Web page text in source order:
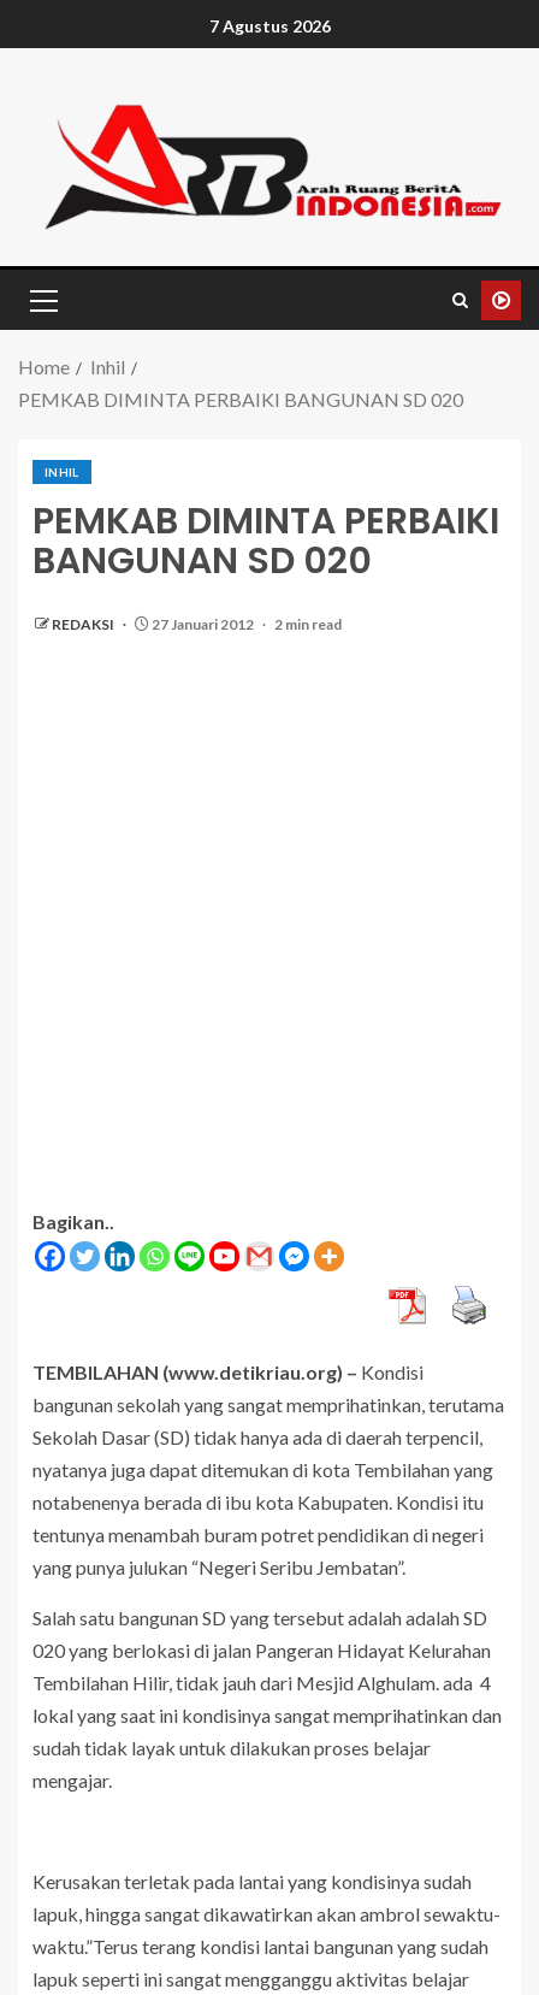
7 Agustus 2026
Home
Inhil
PEMKAB DIMINTA PERBAIKI BANGUNAN SD 020
INHIL
PEMKAB DIMINTA PERBAIKI
BANGUNAN SD 020
REDAKSI 27 Januari 2012 2 min read
Bagikan..
TEMBILAHAN (www.detikriau.org) – Kondisi
bangunan sekolah yang sangat memprihatinkan, terutama
Sekolah Dasar (SD) tidak hanya ada di daerah terpencil,
nyatanya juga dapat ditemukan di kota Tembilahan yang
notabenenya berada di ibu kota Kabupaten. Kondisi itu
tentunya menambah buram potret pendidikan di negeri
yang punya julukan “Negeri Seribu Jembatan”.
Salah satu bangunan SD yang tersebut adalah adalah SD
020 yang berlokasi di jalan Pangeran Hidayat Kelurahan
Tembilahan Hilir, tidak jauh dari Mesjid Alghulam. ada 4
lokal yang saat ini kondisinya sangat memprihatinkan dan
sudah tidak layak untuk dilakukan proses belajar
mengajar.
Kerusakan terletak pada lantai yang kondisinya sudah
lapuk, hingga sangat dikawatirkan akan ambrol sewaktu-
waktu.”Terus terang kondisi lantai bangunan yang sudah
lapuk seperti ini sangat mengganggu aktivitas belajar